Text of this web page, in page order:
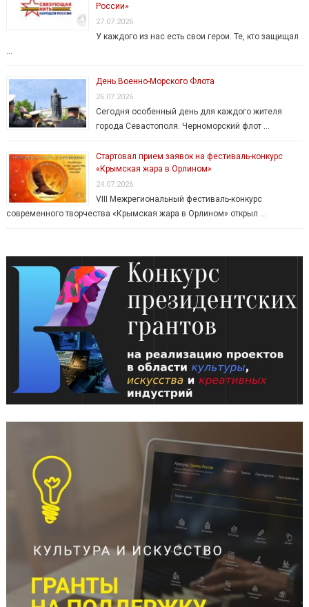
России»
27.07.2026
У каждого из нас есть свои герои. Те, кто защищал
…
День Военно-Морского Флота
26.07.2026
Сегодня особенный день для каждого жителя
города Севастополя. Черноморский флот …
Стартовал прием заявок на фестиваль-конкурс
«Крымская жара в Орлином»
24.07.2026
VIII Межрегиональный фестиваль-конкурс
современного творчества «Крымская жара в Орлином» открыл …